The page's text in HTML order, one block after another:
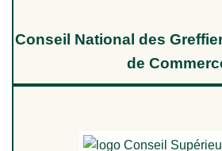
Conseil National des
de